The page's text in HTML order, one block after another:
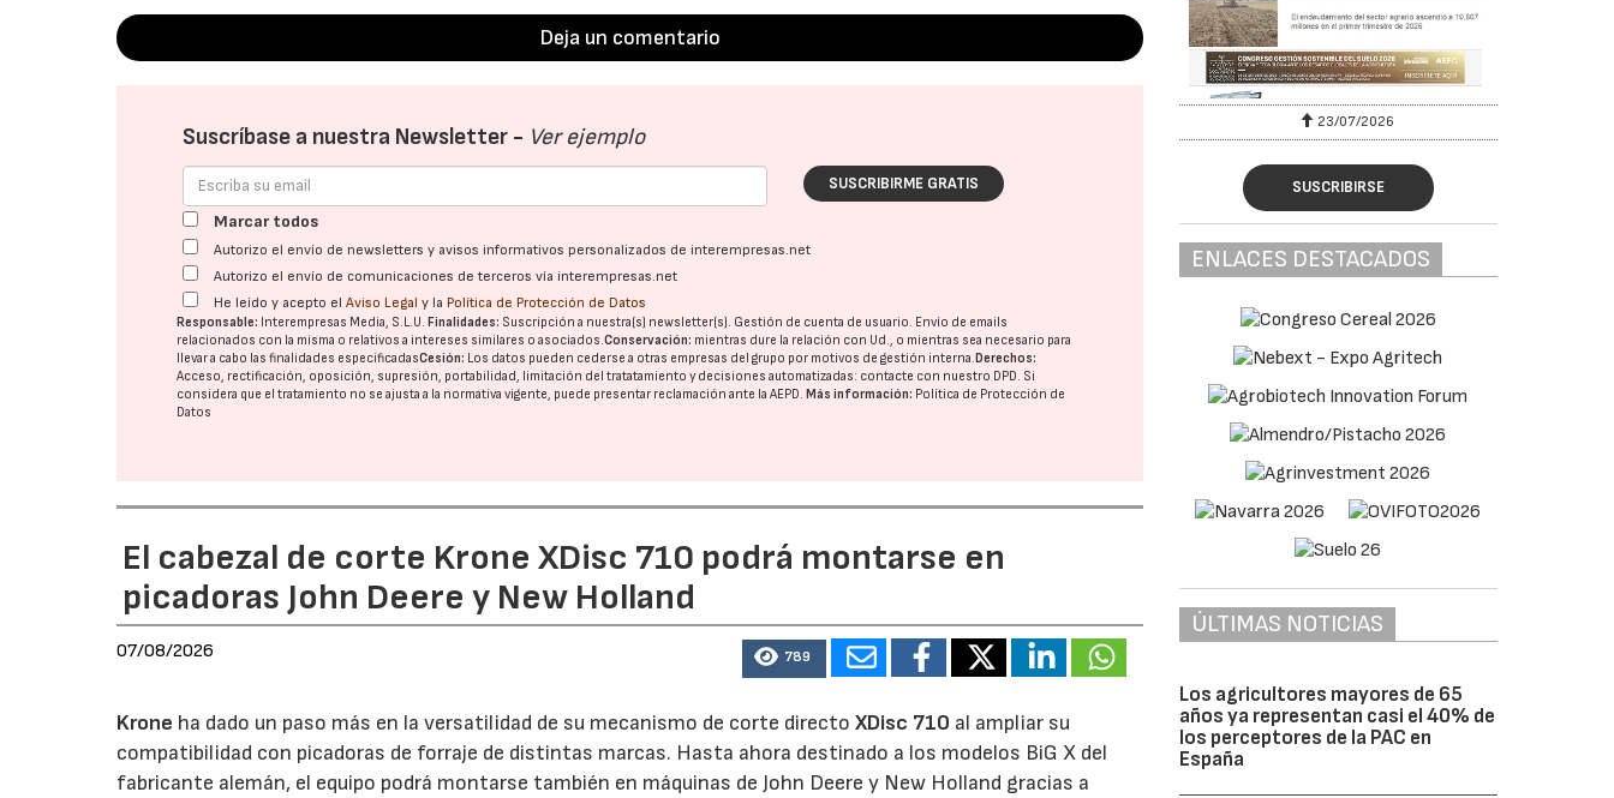
Deja un comentario
Suscríbase a nuestra Newsletter - Ver ejemplo
SUSCRIBIRME GRATIS
Marcar todos
Autorizo el envío de newsletters y avisos informativos personalizados de interempresas.net
Autorizo el envío de comunicaciones de terceros vía interempresas.net
He leído y acepto elAviso Legal y la Política de Protección de Datos
Responsable: Interempresas Media, S.L.U.Finalidades: Suscripción a nuestra(s) newsletter(s). Gestión de cuenta de usuario. Envío de emails
relacionados con la misma o relativos a intereses similares o asociados.Conservación: mientras dure la relación con Ud., o mientras sea necesario para
llevar a cabo las finalidades especificadasCesión: Los datos pueden cederse a otras empresas del grupo por motivos de gestión interna.Derechos:
Acceso, rectificación, oposición, supresión, portabilidad, limitación del tratatamiento y decisiones automatizadas: contacte con nuestro DPD. Si
considera que el tratamiento no se ajusta a la normativa vigente, puede presentar reclamación ante laAEPD.Más información: Política de Protección de
Datos
El cabezal de corte Krone XDisc 710 podrá montarse en
picadoras John Deere y New Holland
07/08/2026 789
Krone ha dado un paso más en la versatilidad de su mecanismo de corte directoXDisc 710 al ampliar su
compatibilidad con picadoras de forraje de distintas marcas. Hasta ahora destinado a los modelos BiG X del
fabricante alemán, el equipo podrá montarse también en máquinas de John Deere y New Holland gracias a
23/07/2026
SUSCRIBIRSE
ENLACES DESTACADOS
ÚLTIMAS NOTICIAS
Los agricultores mayores de 65
años ya representan casi el 40% de
los perceptores de la PAC en
España